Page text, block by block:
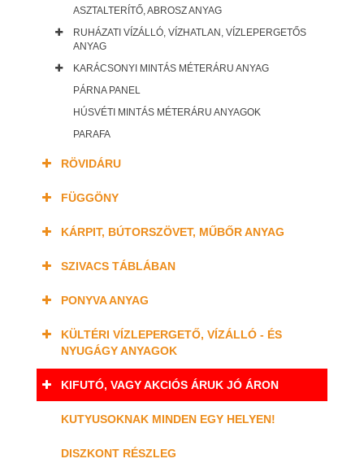
ASZTALTERÍTŐ, ABROSZ ANYAG
RUHÁZATI VÍZÁLLÓ, VÍZHATLAN, VÍZLEPERGETŐS
ANYAG
KARÁCSONYI MINTÁS MÉTERÁRU ANYAG
PÁRNA PANEL
HÚSVÉTI MINTÁS MÉTERÁRU ANYAGOK
PARAFA
RÖVIDÁRU
FÜGGÖNY
KÁRPIT, BÚTORSZÖVET, MŰBŐR ANYAG
SZIVACS TÁBLÁBAN
PONYVA ANYAG
KÜLTÉRI VÍZLEPERGETŐ, VÍZÁLLÓ - ÉS
NYUGÁGY ANYAGOK
KIFUTÓ, VAGY AKCIÓS ÁRUK JÓ ÁRON
KUTYUSOKNAK MINDEN EGY HELYEN!
DISZKONT RÉSZLEG